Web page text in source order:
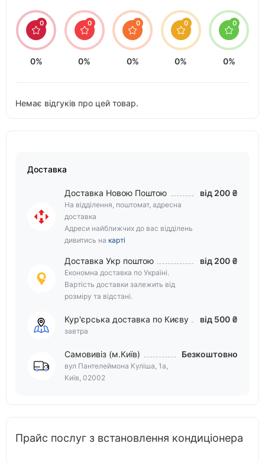
0
0%
0
0%
0
0%
0
0%
0
0%
Немає відгуків про цей товар.
Доставка
Доставка Новою Поштою
На відділення, поштомат, адресна
доставка
Адреси найближчих до вас відділень
дивитись на карті
від 200 ₴
Доставка Укр поштою
Економна доставка по Україні.
Вартість доставки залежить від
розміру та відстані.
від 200 ₴
Кур'єрська доставка по Києву
завтра
від 500 ₴
Самовивіз (м.Київ)
вул Пантелеймона Куліша, 1а,
Київ, 02002
Безкоштовно
Прайс послуг з встановлення кондиціонера